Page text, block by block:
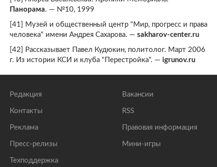
Панорама. — №10, 1999
[41] Музей и общественный центр "Мир, прогресс и права
человека" имени Андрея Сахарова. — sakharov-center.ru
[42] Рассказывает Павел Кудюкин, политолог. Март 2006
г. Из истории КСИ и клуба "Перестройка". — igrunov.ru
Редакция
Контакты
Реклама
Пресс-релизы
Техподдержка
Вакансии
RSS
Правовая информация
Мини-игры